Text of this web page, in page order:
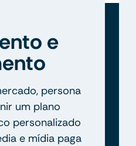
e
persona
um plano
personalizado
e mídia paga